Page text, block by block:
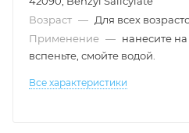
Возраст — Для всех
Применение — нанесите
вспеньте, смойте водой.
Все характеристики